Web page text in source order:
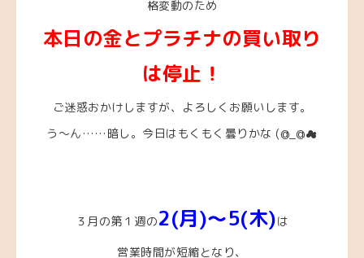
格変動のため
本日の金とプラチナの買い取り
は停止！
ご迷惑おかけしますが、よろしくお願いします。
う～ん……暗し。今日はもくもく曇りかな (@_@☁
３月の第１週の2(月)～5(木)は
営業時間が短縮となり、